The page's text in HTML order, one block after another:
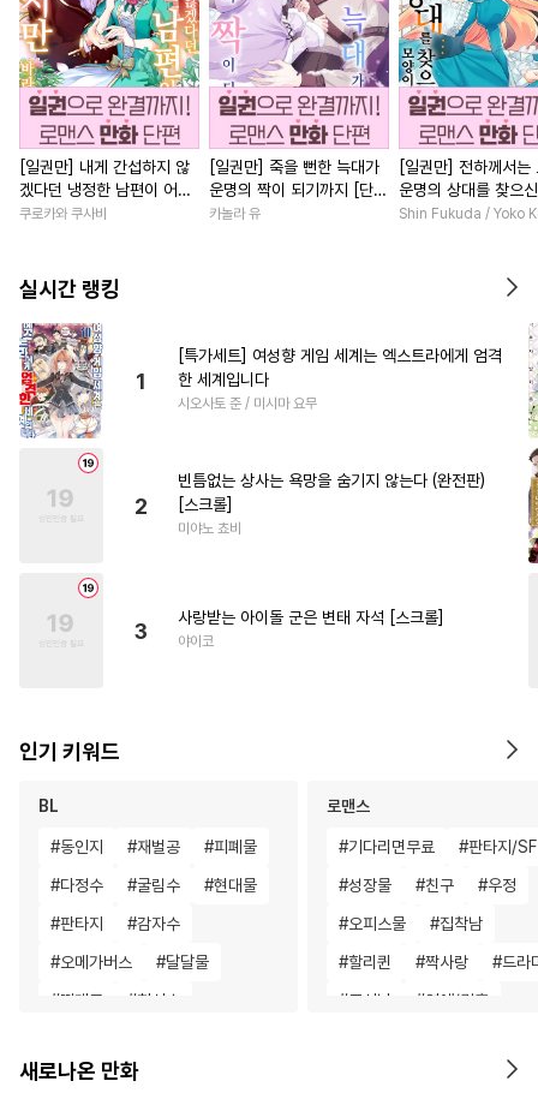
[일권만] 내게 간섭하지 않
겠다던 냉정한 남편이 어째
선지 저만 바라봅니다 [단행
쿠로카와 쿠사비
[일권만] 죽을 뻔한 늑대가
운명의 짝이 되기까지 [단행
본]
카놀라 유
[일권만] 전하께서는
운명의 상대를 찾으
이네요 (웃음) [단행
Shin Fukuda / Yoko
실시간 랭킹
1
[특가세트] 여성향 게임 세계는 엑스트라에게 엄격
한 세계입니다
시오사토 준 / 미시마 요무
2
빈틈없는 상사는 욕망을 숨기지 않는다 (완전판)
[스크롤]
미야노 쵸비
3
사랑받는 아이돌 군은 변태 자석 [스크롤]
야이코
인기 키워드
BL
#동인지 #재벌공 #피폐물
#다정수 #굴림수 #현대물
#판타지 #감자수
#오메가버스 #달달물
#떡대공 #헌신수
#연예계 #얼빠수
로맨스
#기다리면무료 #판타지/SF
#성장물 #친구 #우정
#오피스물 #집착남
#할리퀸 #짝사랑 #드라
#조신남 #연애/결혼
새로나온 만화